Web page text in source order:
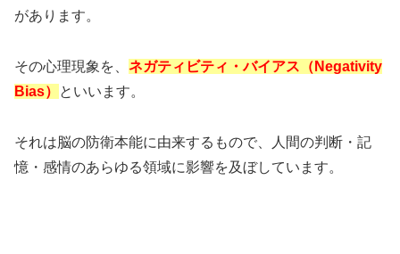
があります。
その心理現象を、 ネガティビティ・バイアス（Negativity
Bias）
といいます。
それは脳の防衛本能に由来するもので、人間の判断・記
憶・感情のあらゆる領域に影響を及ぼしています。